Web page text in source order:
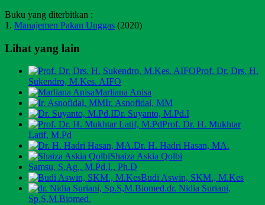
Buku yang diterbitkan :
1. Manajemen Pakan Unggas (2020)
Lihat yang lain
Prof. Dr. Drs. H.
Sukendro, M.Kes. AIFO
Marliana Anisa
Ir. Asnofidal, MM
Dr. Suyanto, M.Pd.I
Prof. Dr. H. Mukhtar
Latif, M.Pd
Dr. H. Hadri Hasan, MA.
Shaiza Askia Qolbi
Samsu, S.Ag., M.Pd.I., Ph.D
Budi Aswin, SKM., M.Kes
dr. Nidia Suriani,
Sp.S,M.Biomed.